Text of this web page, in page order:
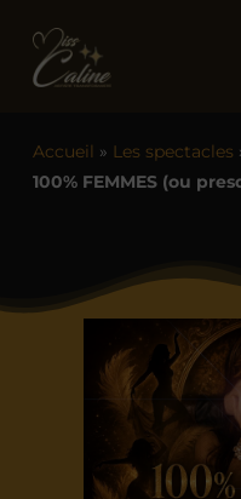
Accueil » Les spectacles
100% FEMMES (ou